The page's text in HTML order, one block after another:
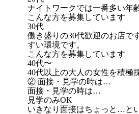
ナイトワークでは一番多い年
こんな方を募集しています
30代
働き盛りの30代歓迎のお店で
すい環境です。
こんな方を募集しています
40代〜
40代以上の大人の女性を積極
② 面接・見学の時は…
面接・見学の時は…
見学のみOK
いきなり面接はちょっと…と